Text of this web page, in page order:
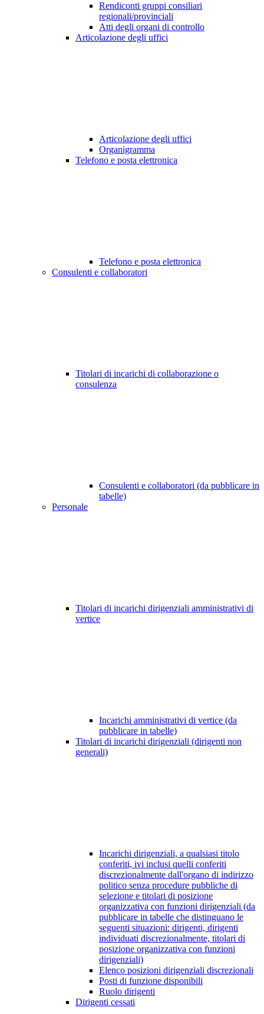
Rendiconti gruppi consiliari
regionali/provinciali
Atti degli organi di controllo
Articolazione degli uffici
Articolazione degli uffici
Organigramma
Telefono e posta elettronica
Telefono e posta elettronica
Consulenti e collaboratori
Titolari di incarichi di collaborazione o
consulenza
Consulenti e collaboratori (da pubblicare in
tabelle)
Personale
Titolari di incarichi dirigenziali amministrativi di
vertice
Incarichi amministrativi di vertice (da
pubblicare in tabelle)
Titolari di incarichi dirigenziali (dirigenti non
generali)
Incarichi dirigenziali, a qualsiasi titolo
conferiti, ivi inclusi quelli conferiti
discrezionalmente dall'organo di indirizzo
politico senza procedure pubbliche di
selezione e titolari di posizione
organizzativa con funzioni dirigenziali (da
pubblicare in tabelle che distinguano le
seguenti situazioni: dirigenti, dirigenti
individuati discrezionalmente, titolari di
posizione organizzativa con funzioni
dirigenziali)
Elenco posizioni dirigenziali discrezionali
Posti di funzione disponibili
Ruolo dirigenti
Dirigenti cessati